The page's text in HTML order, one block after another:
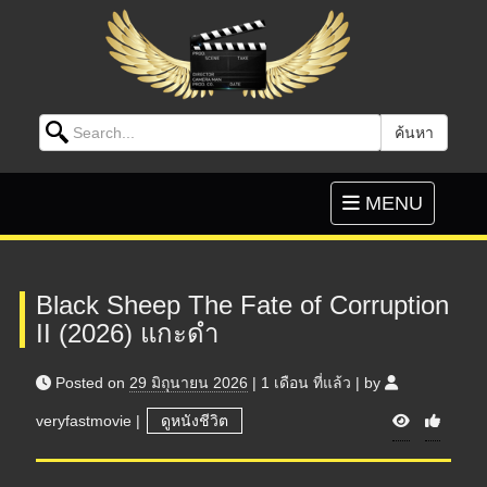
Search for: ค้นหา
Toggle
navigation
MENU
Black Sheep The Fate of Corruption
II (2026) แกะดำ
Posted on 29 มิถุนายน 2026 | 1 เดือน ที่แล้ว | by
veryfastmovie | ดูหนังชีวิต V
i